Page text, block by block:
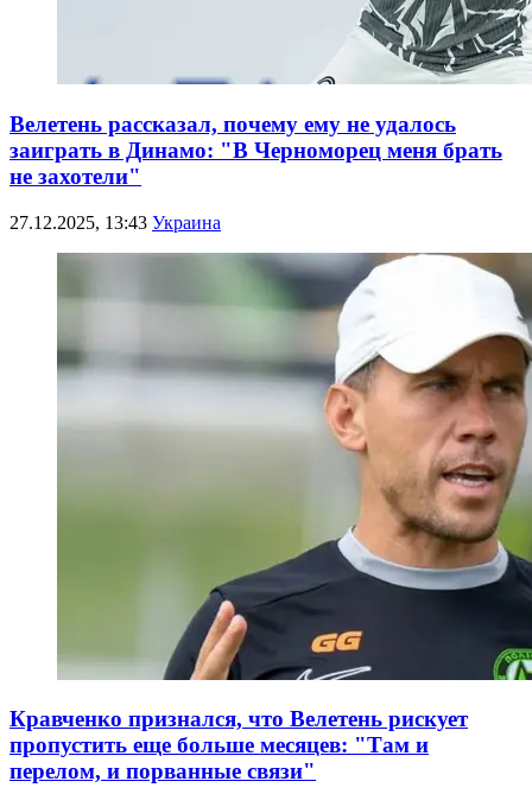
Велетень рассказал, почему ему не удалось
заиграть в Динамо: "В Черноморец меня брать
не захотели"
27.12.2025, 13:43 Украина
Кравченко признался, что Велетень рискует
пропустить еще больше месяцев: "Там и
перелом, и порванные связи"